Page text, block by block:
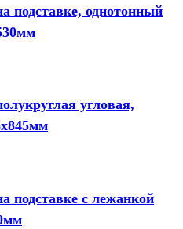
подставке, однотонный
угловая,
подставке с лежанкой